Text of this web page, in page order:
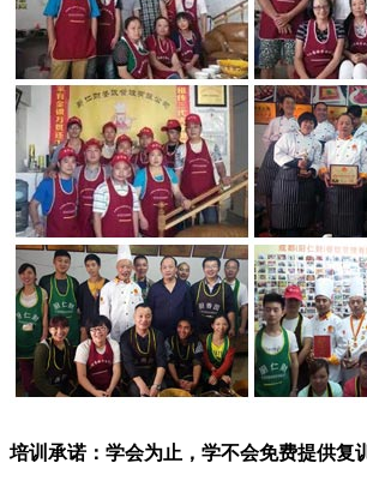
培训承诺：学会为止，学不会免费提供复训